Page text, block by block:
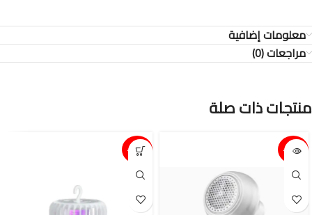
معلومات إضافية
مراجعات (0)
منتجات ذات صلة
15%-
15%-